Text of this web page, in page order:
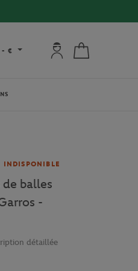
- € Mon compte : se
INDISPONIBLE
de balles
-
détaillée